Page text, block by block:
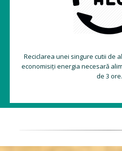
Reciclarea unei singure cutii de
economisiți energia necesară
de 3 ore.